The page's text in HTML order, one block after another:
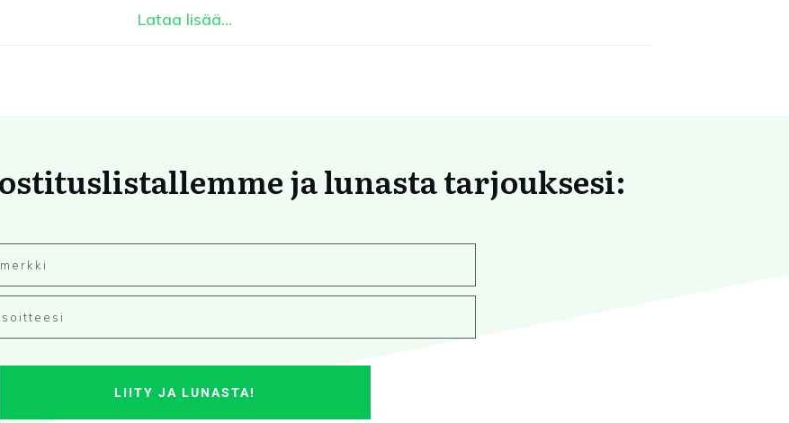
Lataa lisää...
ja lunasta tarjouksesi:
LIITY JA LUNASTA!